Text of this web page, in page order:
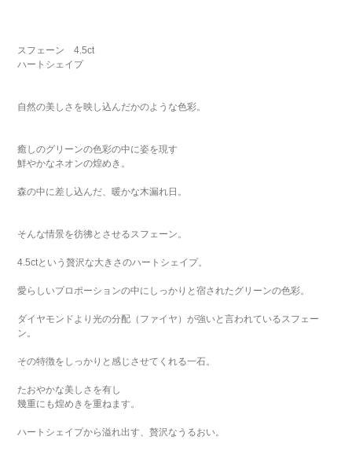
スフェーン 4.5ct
ハートシェイプ
自然の美しさを映し込んだかのような色彩。
癒しのグリーンの色彩の中に姿を現す
鮮やかなネオンの煌めき。
森の中に差し込んだ、暖かな木漏れ日。
そんな情景を彷彿とさせるスフェーン。
4.5ctという贅沢な大きさのハートシェイプ。
愛らしいプロポーションの中にしっかりと宿されたグリーンの色彩。
ダイヤモンドより光の分配（ファイヤ）が強いと言われているスフェー
ン。
その特徴をしっかりと感じさせてくれる一石。
たおやかな美しさを有し
幾重にも煌めきを重ねます。
ハートシェイプから溢れ出す、贅沢なうるおい。